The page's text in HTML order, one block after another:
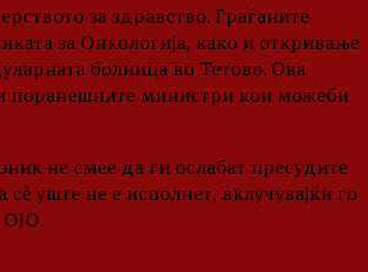
за здравство. Граѓаните
за Онкологија, како и откривање
болница во Тетово. Ова
поранешните министри кои можеби
не смее да ги ослабат пресудите
уште не е исполнет, вклучувајќи го
ОЈО.